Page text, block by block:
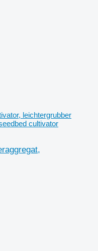
leichtergrubber
cultivator